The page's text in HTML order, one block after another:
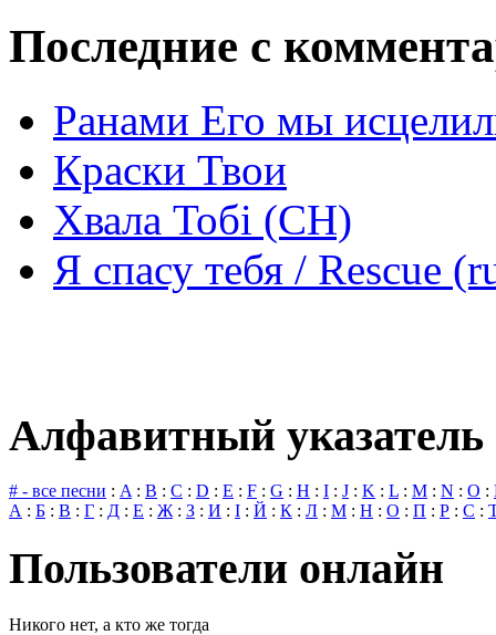
Последние с
Ранами Его мы
Краски Твои
Хвала Тобі (СН)
Я спасу тебя / Rescue
Алфавитный указатель
# - все песни : A: B : C : D : E : F : G : H : I : J : K : L : M : N : O :
А : Б : В : Г : Д : Е : Ж: З : И : І : Й : К : Л : М : Н : О : П : Р : С :
Пользователи онлайн
Никого нет, а кто же тогда